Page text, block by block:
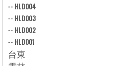
--HLD004
--HLD003
--HLD002
--HLD001
台東